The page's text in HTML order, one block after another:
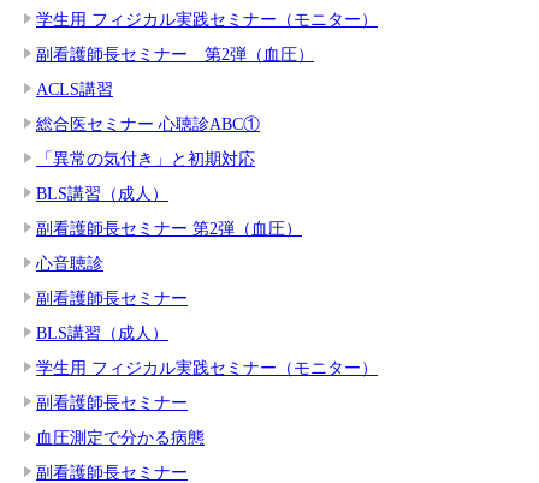
学生用 フィジカル実践セミナー（モニター）
副看護師長セミナー 第2弾（血圧）
ACLS講習
総合医セミナー 心聴診ABC①
「異常の気付き」と初期対応
BLS講習（成人）
副看護師長セミナー 第2弾（血圧）
心音聴診
副看護師長セミナー
BLS講習（成人）
学生用 フィジカル実践セミナー（モニター）
副看護師長セミナー
血圧測定で分かる病態
副看護師長セミナー